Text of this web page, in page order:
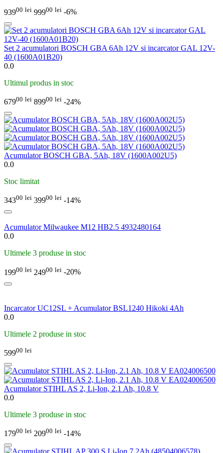
93900 lei 99900 lei -6%
Set 2 acumulatori BOSCH GBA 6Ah 12V si incarcator GAL 12V-
40 (1600A01B20)
0.0
Ultimul produs in stoc
67900 lei 89900 lei -24%
Acumulator BOSCH GBA, 5Ah, 18V (1600A002U5)
0.0
Stoc limitat
34300 lei 39900 lei -14%
Acumulator Milwaukee M12 HB2.5 4932480164
0.0
Ultimele 3 produse in stoc
19900 lei 24900 lei -20%
Incarcator UC12SL + Acumulator BSL1240 Hikoki 4Ah
0.0
Ultimele 2 produse in stoc
59900 lei
Acumulator STIHL AS 2, Li-Ion, 2.1 Ah, 10.8 V
0.0
Ultimele 3 produse in stoc
17900 lei 20900 lei -14%